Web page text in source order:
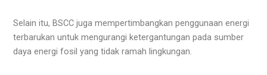
Selain itu, BSCC juga mempertimbangkan penggunaan energi
terbarukan untuk mengurangi ketergantungan pada sumber
daya energi fosil yang tidak ramah lingkungan.